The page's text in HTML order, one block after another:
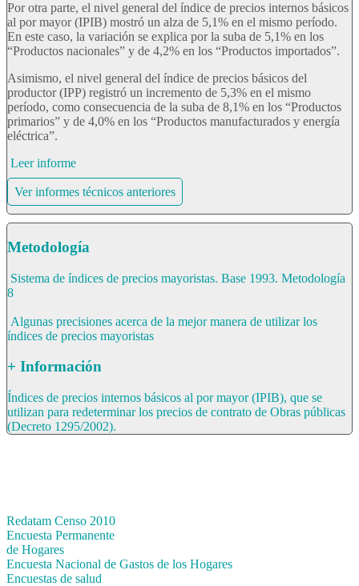
Por otra parte, el nivel general del índice de precios internos básicos
al por mayor (IPIB) mostró un alza de 5,1% en el mismo período.
En este caso, la variación se explica por la suba de 5,1% en los
“Productos nacionales” y de 4,2% en los “Productos importados”.
Asimismo, el nivel general del índice de precios básicos del
productor (IPP) registró un incremento de 5,3% en el mismo
período, como consecuencia de la suba de 8,1% en los “Productos
primarios” y de 4,0% en los “Productos manufacturados y energía
eléctrica”.
Leer informe
Ver informes técnicos anteriores
Metodología
Sistema de índices de precios mayoristas. Base 1993. Metodología
8
Algunas precisiones acerca de la mejor manera de utilizar los
índices de precios mayoristas
+ Información
Índices de precios internos básicos al por mayor (IPIB), que se
utilizan para redeterminar los precios de contrato de Obras públicas
(Decreto 1295/2002).
Redatam Censo 2010
Encuesta Permanente
de Hogares
Encuesta Nacional de Gastos de los Hogares
Encuestas de salud